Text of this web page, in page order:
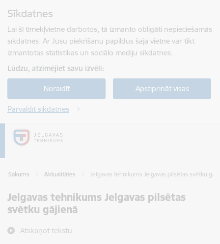
Sīkdatnes
Lai šī tīmekļvietne darbotos, tā izmanto obligāti nepieciešamās
sīkdatnes. Ar Jūsu piekrišanu papildus šajā vietnē var tikt
izmantotas statistikas un sociālo mediju sīkdatnes.
Lūdzu, atzīmējiet savu izvēli:
Noraidīt Apstiprināt visas
Pārvaldīt sīkdatnes
Sākums Aktualitātes Jelgavas tehnikums Jelgavas pilsētas svētku
Jelgavas tehnikums Jelgavas pilsētas
svētku gājienā
Atskaņot tekstu